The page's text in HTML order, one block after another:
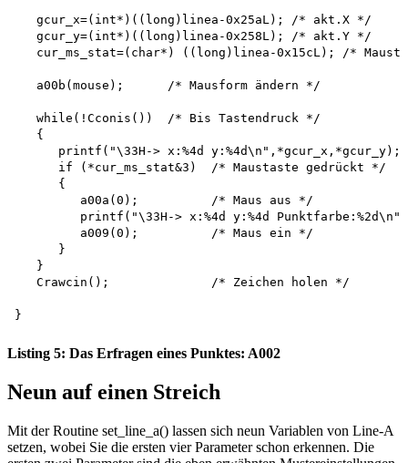
   gcur_x=(int*)((long)linea-0x25aL); /* akt.X */
   gcur_y=(int*)((long)linea-0x258L); /* akt.Y */
cur_ms_stat=(char*) ((long)linea-0x15cL); /*
   a00b(mouse);      /* Mausform ändern */
   while(!Cconis())  /* Bis Tastendruck */
   {
      printf("\33H-> x:%4d y:%4d\n",*gcur_x,*gcur_y);
      if (*cur_ms_stat&3)  /* Maustaste gedrückt */
      {
         a00a(0);          /* Maus aus */
printf("\33H-> x:%4d y:%4d
         a009(0);          /* Maus ein */
      }
   }
   Crawcin();              /* Zeichen holen */
Listing 5: Das Erfragen eines Punktes: A002
Neun auf einen Streich
Mit der Routine set_line_a() lassen sich neun Variablen von Line-A
setzen, wobei Sie die ersten vier Parameter schon erkennen. Die